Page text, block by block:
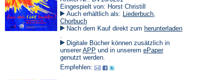
Eingespielt von: Horst Christill
Auch erhältlich als: Liederbuch,
Chorbuch
Nach dem Kauf direkt zum herunterladen
in
einem
neuen
Tab)
.
Digitale Bücher können zusätzlich in
unsererAPP (Öffnet
in
neuen
und in unserem ePaper(Öffnet
genutzt werden.
Empfehlen: